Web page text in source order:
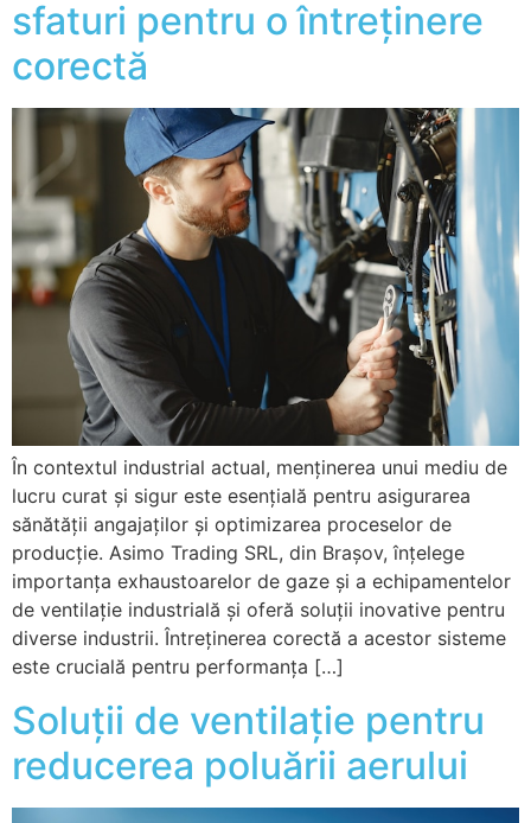
sfaturi pentru o întreținere
corectă
În contextul industrial actual, menținerea unui mediu de
lucru curat și sigur este esențială pentru asigurarea
sănătății angajaților și optimizarea proceselor de
producție. Asimo Trading SRL, din Brașov, înțelege
importanța exhaustoarelor de gaze și a echipamentelor
de ventilație industrială și oferă soluții inovative pentru
diverse industrii. Întreținerea corectă a acestor sisteme
este crucială pentru performanța […]
Soluții de ventilație pentru
reducerea poluării aerului